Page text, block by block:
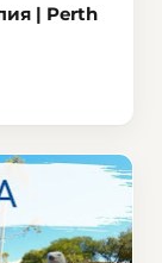
| Perth